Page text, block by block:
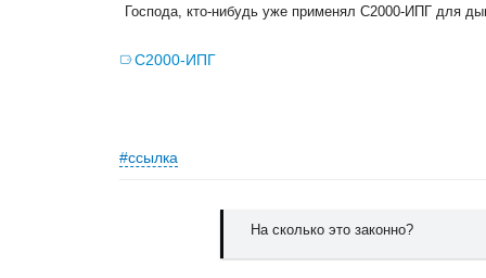
Господа, кто-нибудь уже применял С2000-ИПГ для
С2000-ИПГ
#ссылка
На сколько это законно?